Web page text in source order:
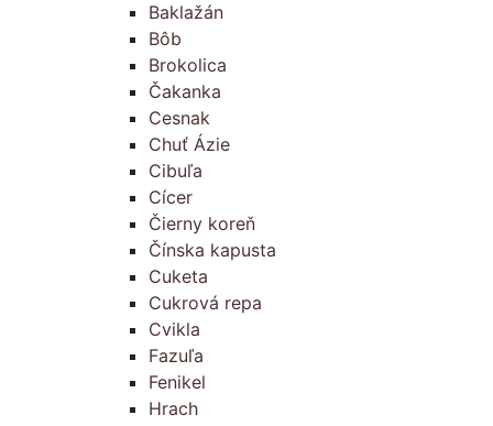
Baklažán
Bôb
Brokolica
Čakanka
Cesnak
Chuť Ázie
Cibuľa
Cícer
Čierny koreň
Čínska kapusta
Cuketa
Cukrová repa
Cvikla
Fazuľa
Fenikel
Hrach